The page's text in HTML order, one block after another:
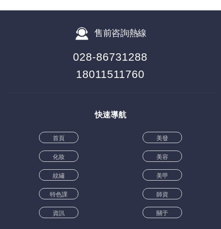
售前咨詢熱線
028-86731288
18011511760
快速導航
首頁 美發
化妝 美容
紋繡 美甲
特色課 師資
資訊 關于